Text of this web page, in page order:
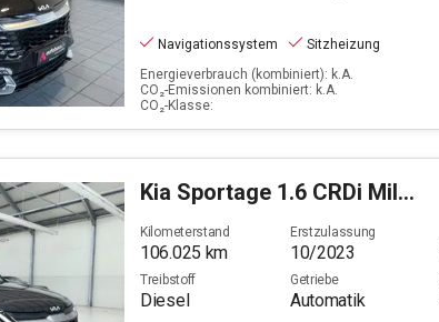
Navigationssystem
Sitzheizung
Energieverbrauch (kombiniert): k.A.
CO₂-Emissionen kombiniert: k.A.
CO₂-Klasse:
Kia Sportage 1.6 CRDi Mild Hybrid Vision (EURO 6d)
Kilometerstand
106.025 km
Erstzulassung
10/2023
Treibstoff
Diesel
Getriebe
Automatik